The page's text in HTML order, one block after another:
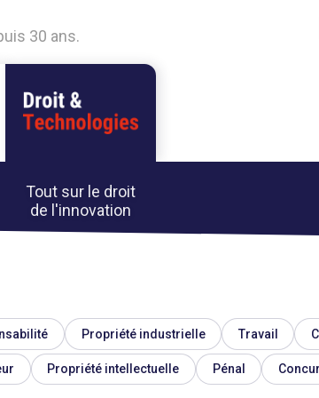
30 ans.
Tout sur le droit
de l'innovation
Propriété industrielle Travail
Propriété intellectuelle Pénal